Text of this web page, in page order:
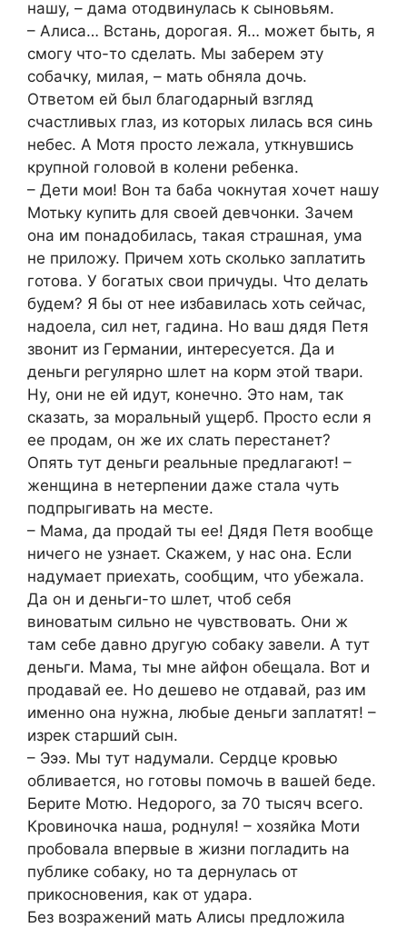
нашу, – дама отодвинулась к сыновьям.
– Алиса… Встань, дорогая. Я… может быть, я
смогу что-то сделать. Мы заберем эту
собачку, милая, – мать обняла дочь.
Ответом ей был благодарный взгляд
счастливых глаз, из которых лилась вся синь
небес. А Мотя просто лежала, уткнувшись
крупной головой в колени ребенка.
– Дети мои! Вон та баба чокнутая хочет нашу
Мотьку купить для своей девчонки. Зачем
она им понадобилась, такая страшная, ума
не приложу. Причем хоть сколько заплатить
готова. У богатых свои причуды. Что делать
будем? Я бы от нее избавилась хоть сейчас,
надоела, сил нет, гадина. Но ваш дядя Петя
звонит из Германии, интересуется. Да и
деньги регулярно шлет на корм этой твари.
Ну, они не ей идут, конечно. Это нам, так
сказать, за моральный ущерб. Просто если я
ее продам, он же их слать перестанет?
Опять тут деньги реальные предлагают! –
женщина в нетерпении даже стала чуть
подпрыгивать на месте.
– Мама, да продай ты ее! Дядя Петя вообще
ничего не узнает. Скажем, у нас она. Если
надумает приехать, сообщим, что убежала.
Да он и деньги-то шлет, чтоб себя
виноватым сильно не чувствовать. Они ж
там себе давно другую собаку завели. А тут
деньги. Мама, ты мне айфон обещала. Вот и
продавай ее. Но дешево не отдавай, раз им
именно она нужна, любые деньги заплатят! –
изрек старший сын.
– Эээ. Мы тут надумали. Сердце кровью
обливается, но готовы помочь в вашей беде.
Берите Мотю. Недорого, за 70 тысяч всего.
Кровиночка наша, роднуля! – хозяйка Моти
пробовала впервые в жизни погладить на
публике собаку, но та дернулась от
прикосновения, как от удара.
Без возражений мать Алисы предложила